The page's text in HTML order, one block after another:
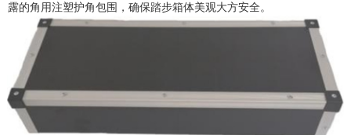
露的角用注塑护角包围，确保踏步箱体美观大方安全。